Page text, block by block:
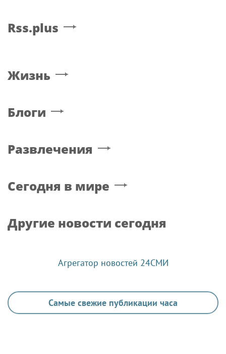
Rss.plus
Жизнь
Блоги
Развлечения
Сегодня в мире
Другие новости сегодня
Агрегатор новостей 24СМИ
Самые свежие публикации часа